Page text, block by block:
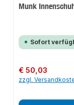
Munk
Sofort
Regulärer Preis:
€ 50,03
zzgl.